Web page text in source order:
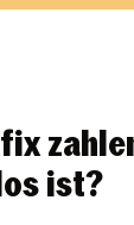
ist?